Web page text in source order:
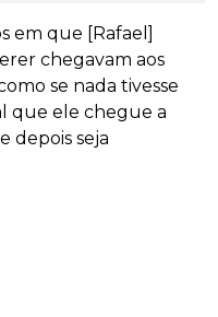
em que [Rafael]
chegavam aos
se nada tivesse
que ele chegue a
depois seja